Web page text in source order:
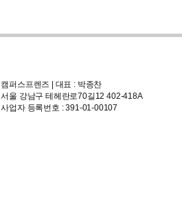
캠퍼스프렌즈 | 대표 : 박종찬
서울 강남구 테헤란로70길12 402-418A
사업자 등록번호 : 391-01-00107